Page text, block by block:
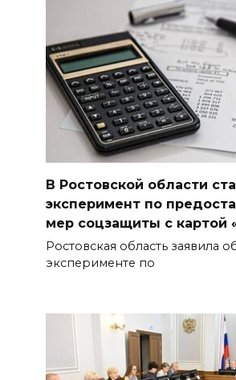
В Ростовской области
эксперимент по
мер соцзащиты с картой
Ростовская область заявила
эксперименте по